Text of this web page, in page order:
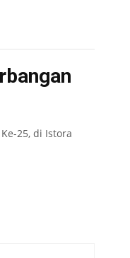
25, di Istora